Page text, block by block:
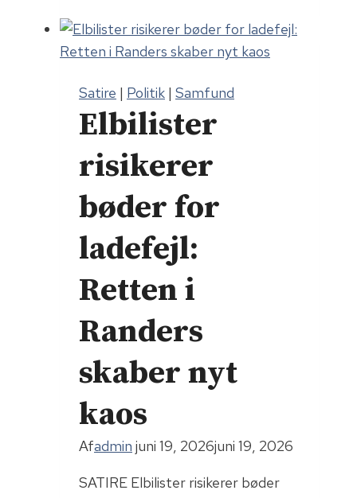
Satire | Politik | Samfund
Elbilister
risikerer
bøder for
ladefejl:
Retten i
Randers
skaber nyt
kaos
Afadmin juni 19, 2026juni 19, 2026
SATIRE Elbilister risikerer bøder